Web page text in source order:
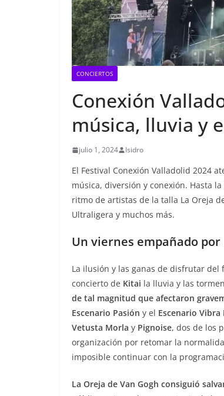
CONCIERTOS
Conexión
música, lluvia y
julio 1, 2024 Isidro
El Festival Conexión Valladolid 2024
música, diversión y conexión. Hasta
ritmo de artistas de la talla La Oreja
Ultraligera y muchos más.
Un viernes empañado
La ilusión y las ganas de disfrutar
concierto de Kitai la lluvia y las
de tal magnitud que afectaron
Escenario Pasión y el Escenario Vibra
Vetusta Morla y Pignoise, dos de los
organización por retomar la
imposible continuar con la
La Oreja de Van Gogh consiguió